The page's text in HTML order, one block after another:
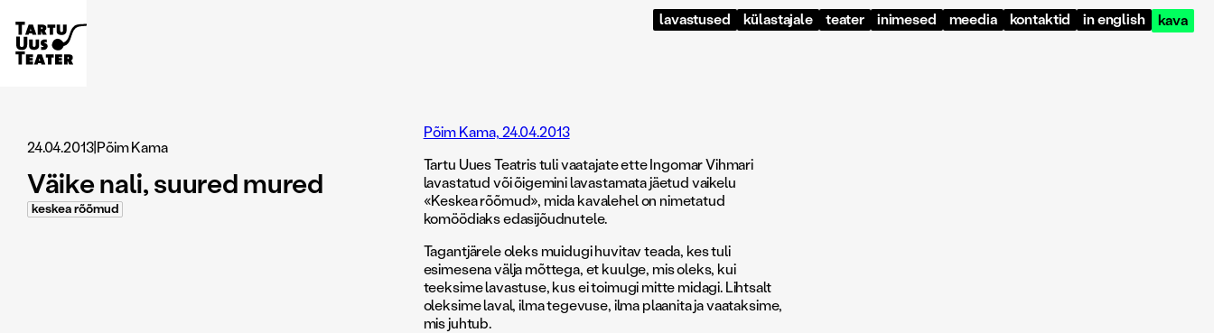
lavastused külastajale teater inimesed meedia kontaktid in english kava
24.04.2013|Põim Kama
Väike nali, suured mured
keskea rõõmud
Põim Kama, 24.04.2013
Tartu Uues Teatris tuli vaatajate ette Ingomar Vihmari
lavastatud või õigemini lavastamata jäetud vaikelu
«Keskea rõõmud», mida kavalehel on nimetatud
komöödiaks edasijõudnutele.
Tagantjärele oleks muidugi huvitav teada, kes tuli
esimesena välja mõttega, et kuulge, mis oleks, kui
teeksime lavastuse, kus ei toimugi mitte midagi. Lihtsalt
oleksime laval, ilma tegevuse, ilma plaanita ja vaataksime,
mis juhtub.